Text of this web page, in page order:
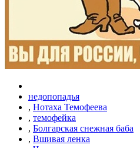
недопопадья
, Нотаха Темофеева
, темофейка
, Болгарская снежная баба
, Вшивая ленка